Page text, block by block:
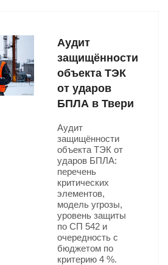
Аудит
защищённости
объекта ТЭК
от ударов
БПЛА в Твери
Аудит
защищённости
объекта ТЭК от
ударов БПЛА:
перечень
критических
элементов,
модель угрозы,
уровень защиты
по СП 542 и
очередность с
бюджетом по
критерию 4 %.